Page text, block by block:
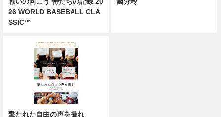
26 WORLD BASEBALL CLA
SSIC™
撃たれた自由の声を撮れ